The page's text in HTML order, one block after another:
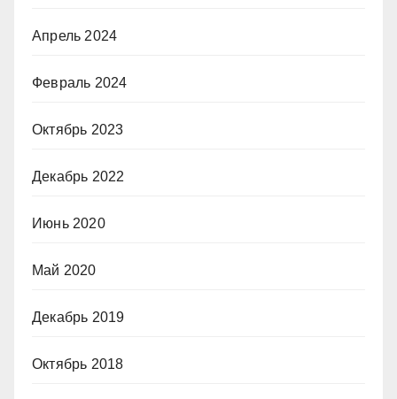
Апрель 2024
Февраль 2024
Октябрь 2023
Декабрь 2022
Июнь 2020
Май 2020
Декабрь 2019
Октябрь 2018